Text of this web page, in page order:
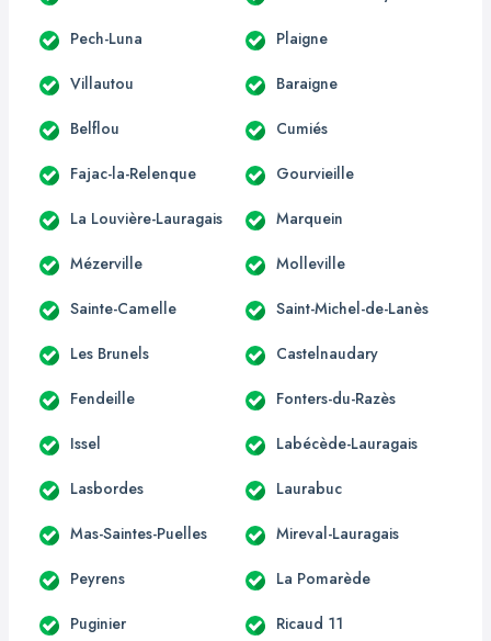
Pech-Luna Plaigne
Villautou Baraigne
Belflou Cumiés
Fajac-la-Relenque Gourvieille
La Louvière-Lauragais Marquein
Mézerville Molleville
Sainte-Camelle Saint-Michel-de-Lanès
Les Brunels Castelnaudary
Fendeille Fonters-du-Razès
Issel Labécède-Lauragais
Lasbordes Laurabuc
Mas-Saintes-Puelles Mireval-Lauragais
Peyrens La Pomarède
Puginier Ricaud 11